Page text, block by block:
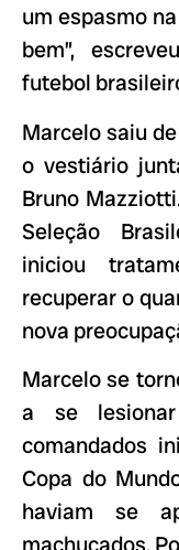
um espasmo
bem”,
futebol
Marcelo saiu
o vestiário
Bruno
Seleção
iniciou
recuperar o
nova
Marcelo se
a se
comandados
Copa do
haviam se